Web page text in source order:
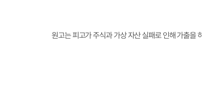
원고는 피고가 주식과 가상 자산 실패로 인해 가출을